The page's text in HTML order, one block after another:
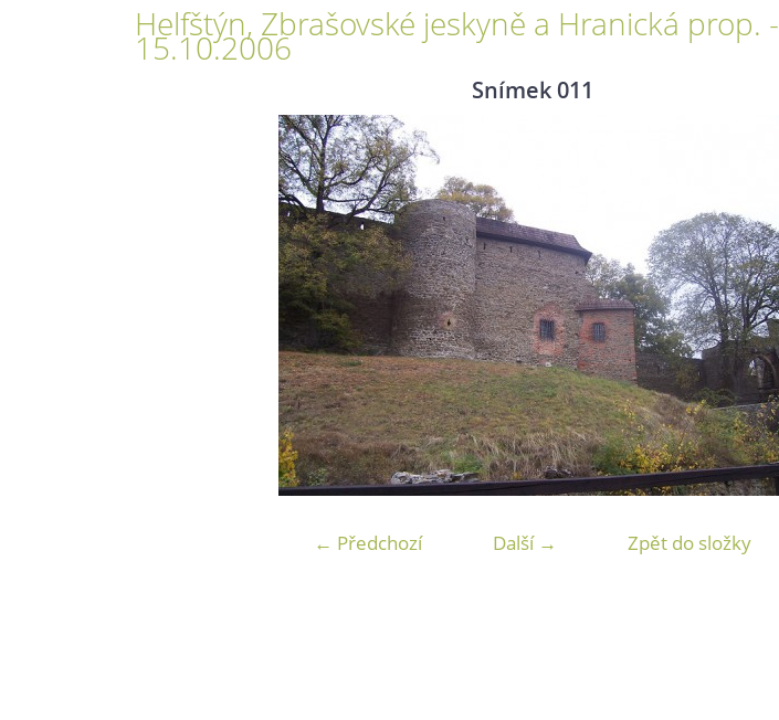
Helfštýn, Zbrašovské jeskyně a Hranická prop. -
15.10.2006
Snímek 011
← Předchozí Další → Zpět do složky